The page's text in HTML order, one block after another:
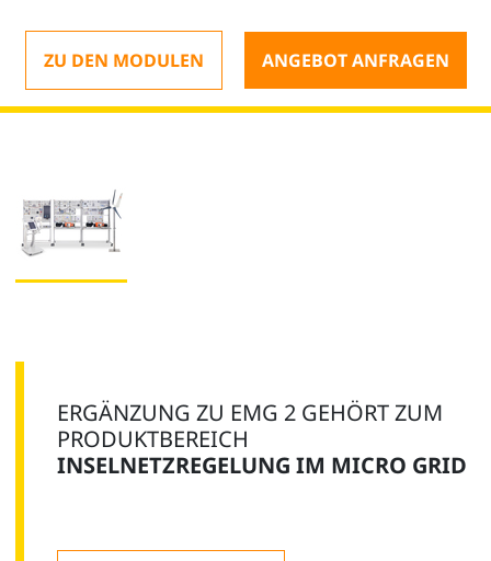
ZU DEN MODULEN ANGEBOT ANFRAGEN
ERGÄNZUNG ZU EMG 2 GEHÖRT ZUM
PRODUKTBEREICH
INSELNETZREGELUNG IM MICRO GRID